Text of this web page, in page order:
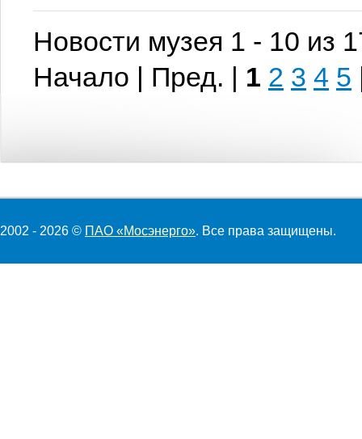
Новости музея 1 - 10 из
Начало | Пред. | 1 2 3 4 5
2002 - 2026 © ПАО «Мосэнерго». Все права защищены.